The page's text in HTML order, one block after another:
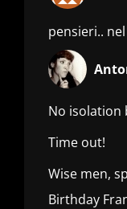
pensieri..
No isolation
Time out!
Wise men,
Birthday